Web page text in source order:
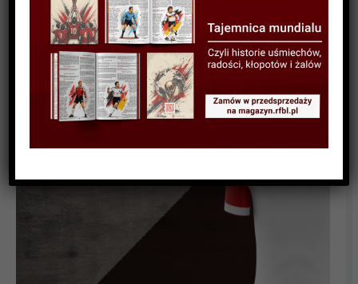
Futbol nie dla baletnic, czyli
filozofia Claudio Gentile